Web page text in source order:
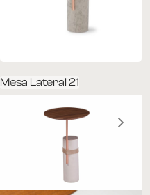
Mesa Lateral 21